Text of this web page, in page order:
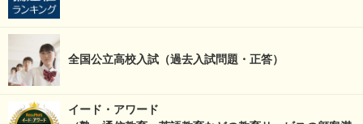
全国公立高校入試（過去入試問題・正答）
イード・アワード